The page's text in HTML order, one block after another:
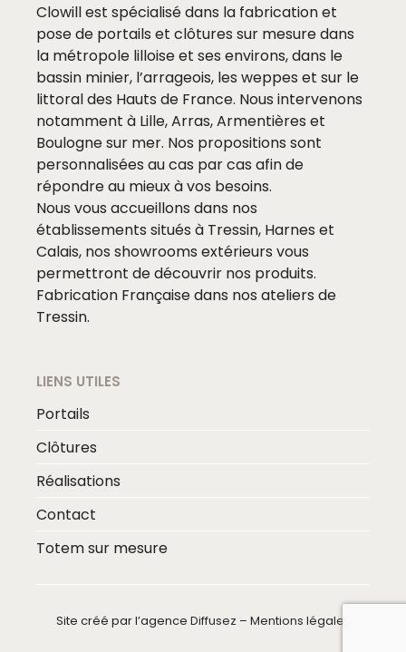
Clowill est spécialisé dans la fabrication et
pose de portails et clôtures sur mesure dans
la métropole lilloise et ses environs, dans le
bassin minier, l’arrageois, les weppes et sur le
littoral des Hauts de France. Nous intervenons
notamment à Lille, Arras, Armentières et
Boulogne sur mer. Nos propositions sont
personnalisées au cas par cas afin de
répondre au mieux à vos besoins.
Nous vous accueillons dans nos
établissements situés à Tressin, Harnes et
Calais, nos showrooms extérieurs vous
permettront de découvrir nos produits.
Fabrication Française dans nos ateliers de
Tressin.
LIENS UTILES
Portails
Clôtures
Réalisations
Contact
Totem sur mesure
Site créé par l’agence Diffusez – Mentions légales